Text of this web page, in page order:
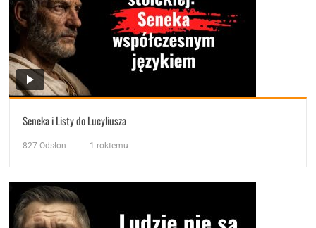
Seneka i Listy do Lucyliusza
827 Odsłon 1 roktemu